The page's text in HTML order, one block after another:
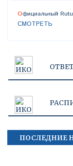
Официальный
СМОТРЕТЬ
ПОСЛЕДНИЕ